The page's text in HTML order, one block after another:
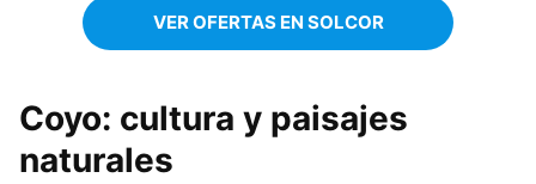
VER OFERTAS EN SOLCOR
Coyo: cultura y paisajes
naturales